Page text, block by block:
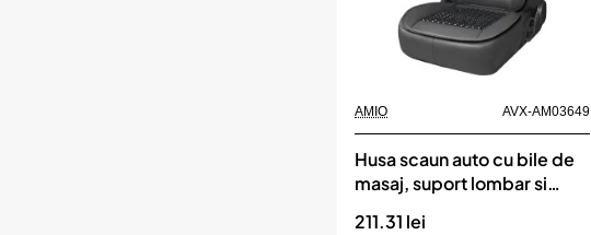
Momentan indisponibil
AMIO AVX-AM03649
Husa scaun auto cu bile de
masaj, suport lombar si
211.31 lei